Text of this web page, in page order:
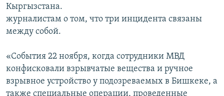
Кыргызстана.
журналистам о том, что три инцидента связаны
между собой.
«События 22 ноября, когда сотрудники МВД
конфисковали взрывчатые вещества и ручное
взрывное устройство у подозреваемых в Бишкеке, а
также специальные операции, проведенные